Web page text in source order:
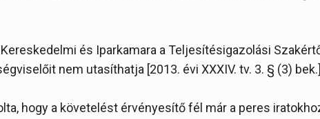
és Iparkamara a Teljesítésigazolási
nem utasíthatja [2013. évi XXXIV. tv. 3. § (3)
hogy a követelést érvényesítő fél már a peres